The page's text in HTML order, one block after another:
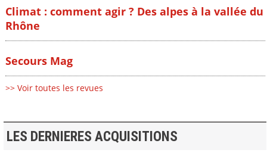
Climat : comment agir ? Des alpes à la vallée du
Rhône
Secours Mag
>> Voir toutes les revues
LES DERNIERES ACQUISITIONS